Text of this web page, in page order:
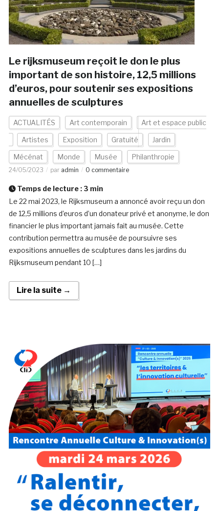
Le rijksmuseum reçoit le don le plus
important de son histoire, 12,5 millions
d’euros, pour soutenir ses expositions
annuelles de sculptures
ACTUALITÉS Art contemporain Art et espace public
Artistes Exposition Gratuité Jardin
Mécénat Monde Musée Philanthropie
24/05/2023 par admin 0 commentaire
Temps de lecture : 3 min
Le 22 mai 2023, le Rijksmuseum a annoncé avoir reçu un don
de 12,5 millions d’euros d’un donateur privé et anonyme, le don
financier le plus important jamais fait au musée. Cette
contribution permettra au musée de poursuivre ses
expositions annuelles de sculptures dans les jardins du
Rijksmuseum pendant 10 […]
Lire la suite →